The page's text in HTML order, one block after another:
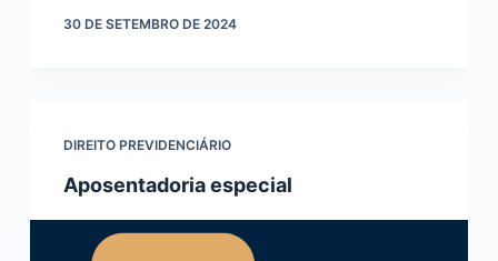
30 DE SETEMBRO DE 2024
DIREITO PREVIDENCIÁRIO
Aposentadoria especial